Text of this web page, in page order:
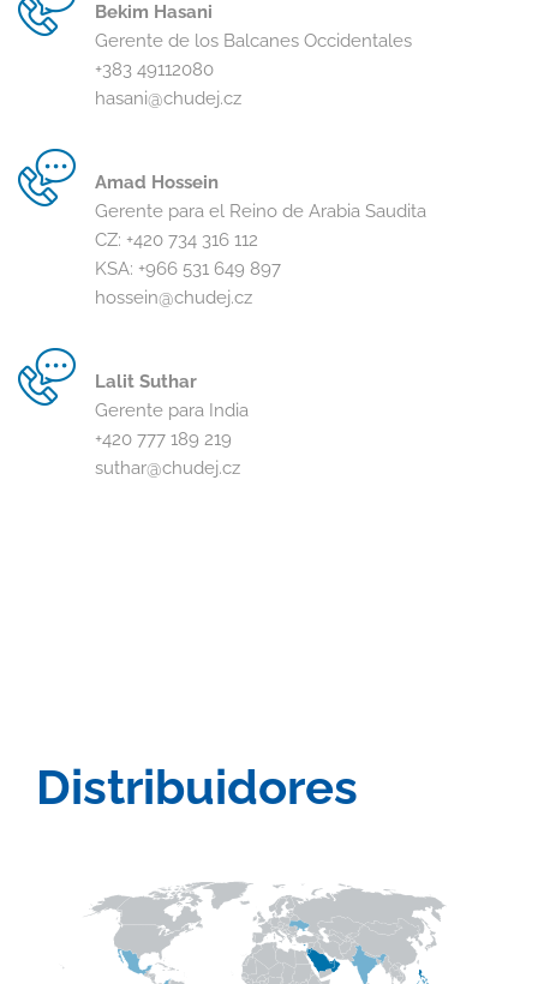
Bekim Hasani
Gerente de los Balcanes Occidentales
+383 49112080
hasani@chudej.cz
Amad Hossein
Gerente para el Reino de Arabia Saudita
CZ: +420 734 316 112
KSA: +966 531 649 897
hossein@chudej.cz
Lalit Suthar
Gerente para India
+420 777 189 219
suthar@chudej.cz
Distribuidores